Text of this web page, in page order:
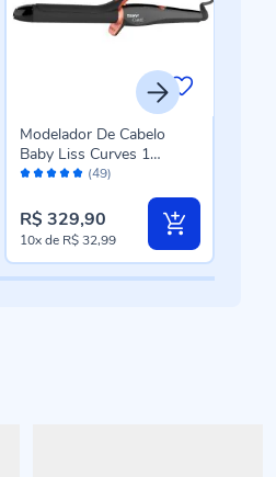
Avaliação: (49)
Modelador De Cabelo
Baby Liss Curves 1
Polegada Taiff - Bivolt
R$ 329,90
10xde R$ 32,99